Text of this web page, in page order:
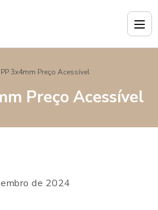
3x4mm Preço Acessível
Preço Acessível
de 2024